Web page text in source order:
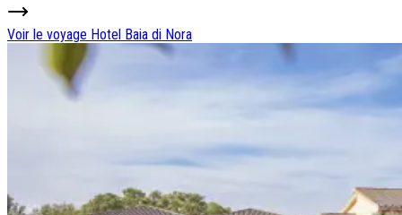
Voir le voyage Hotel Baia di Nora